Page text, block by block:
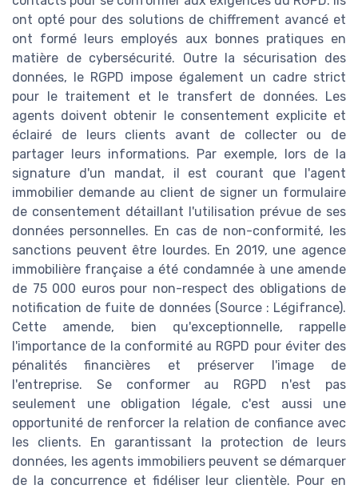
ont opté pour des solutions de chiffrement avancé et
ont formé leurs employés aux bonnes pratiques en
matière de cybersécurité. Outre la sécurisation des
données, le RGPD impose également un cadre strict
pour le traitement et le transfert de données. Les
agents doivent obtenir le consentement explicite et
éclairé de leurs clients avant de collecter ou de
partager leurs informations. Par exemple, lors de la
signature d'un mandat, il est courant que l'agent
immobilier demande au client de signer un formulaire
de consentement détaillant l'utilisation prévue de ses
données personnelles. En cas de non-conformité, les
sanctions peuvent être lourdes. En 2019, une agence
immobilière française a été condamnée à une amende
de 75 000 euros pour non-respect des obligations de
notification de fuite de données (Source : Légifrance).
Cette amende, bien qu'exceptionnelle, rappelle
l'importance de la conformité au RGPD pour éviter des
pénalités financières et préserver l'image de
l'entreprise. Se conformer au RGPD n'est pas
seulement une obligation légale, c'est aussi une
opportunité de renforcer la relation de confiance avec
les clients. En garantissant la protection de leurs
données, les agents immobiliers peuvent se démarquer
de la concurrence et fidéliser leur clientèle. Pour en